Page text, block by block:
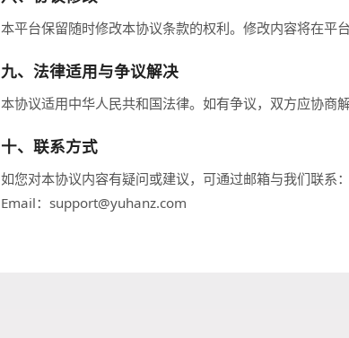
本平台保留随时修改本协议条款的权利。修改内容将在平
九、法律适用与争议解决
本协议适用中华人民共和国法律。如有争议，双方应协商
十、联系方式
如您对本协议内容有疑问或建议，可通过邮箱与我们联系：
Email：support@yuhanz.com